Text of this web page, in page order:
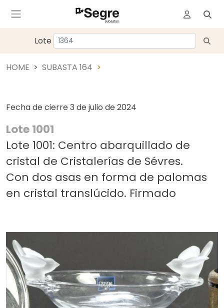
Lote
HOME SUBASTA 164
Fecha de cierre 3 de julio de 2024
Lote 1001
Lote 1001: Centro abarquillado de
cristal de Cristalerías de Sévres.
Con dos asas en forma de palomas
en cristal translúcido. Firmado